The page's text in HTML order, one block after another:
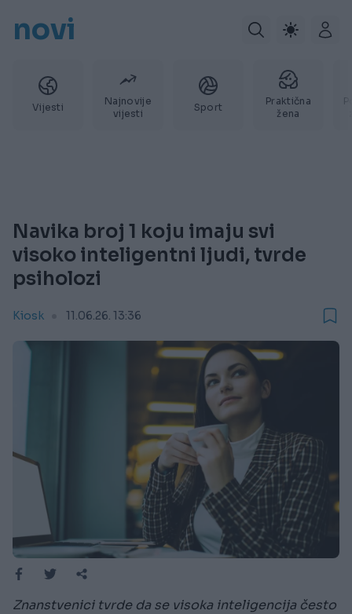
novi
Vijesti
Najnovije
vijesti
Sport
Praktična
žena
Navika broj 1 koju imaju svi
visoko inteligentni ljudi, tvrde
psiholozi
Kiosk 11.06.26. 13:36
Znanstvenici tvrde da se visoka inteligencija često